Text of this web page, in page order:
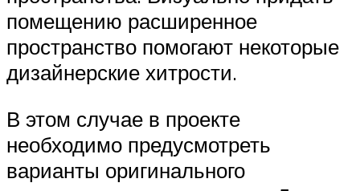
помещению расширенное
пространство помогают некоторые
дизайнерские хитрости.
В этом случае в проекте
необходимо предусмотреть
варианты оригинального